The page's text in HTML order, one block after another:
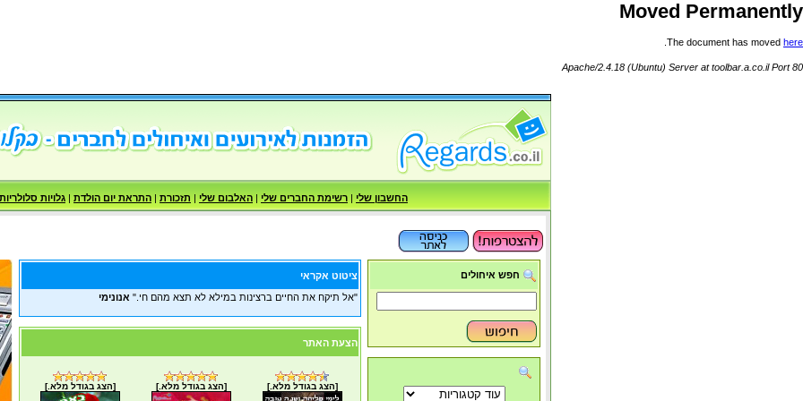
Moved Permanently
The document has moved here
Apache/2.4.18 (Ubuntu) Server at toolbar.a.co.il Port 80
החשבון שלי רשימת החברים שלי האלבום שלי תזכורת התראת יום הולדת גלויות סלולריות
חפש איחולים
ציטוט אקראי
"אל תיקח את החיים ברצינות במילא לא תצא מהם חי." אנונימי
הצעת האתר
[הצג בגודל מלא.] [הצג בגודל מלא.] [הצג בגודל מלא.]